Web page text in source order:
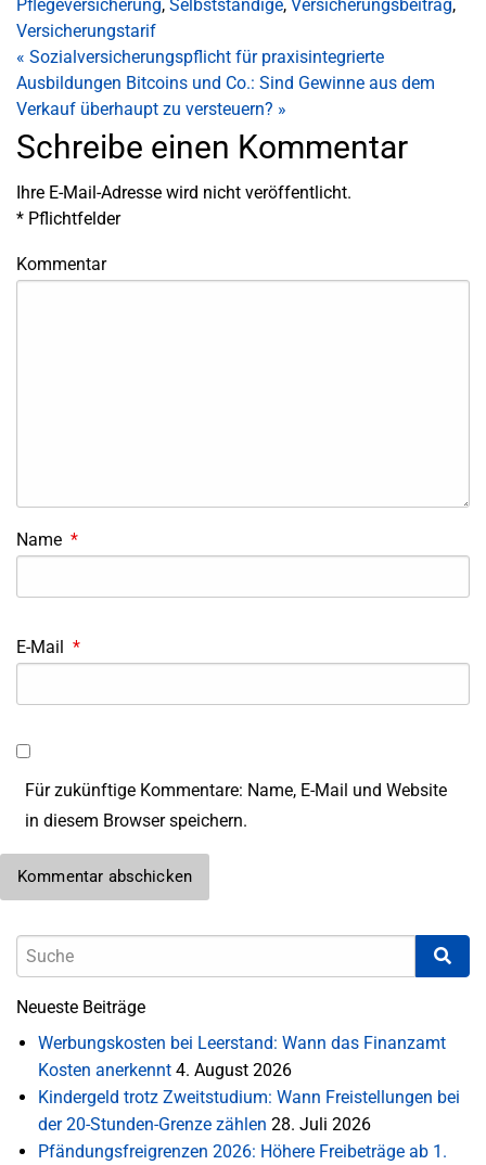
Pflegeversicherung, Selbstständige, Versicherungsbeitrag,
Versicherungstarif
« Sozialversicherungspflicht für praxisintegrierte
Ausbildungen Bitcoins und Co.: Sind Gewinne aus dem
Verkauf überhaupt zu versteuern? »
Schreibe einen Kommentar
Ihre E-Mail-Adresse wird nicht veröffentlicht.
* Pflichtfelder
Kommentar
Name *
E-Mail *
Für zukünftige Kommentare: Name, E-Mail und Website
in diesem Browser speichern.
Neueste Beiträge
Werbungskosten bei Leerstand: Wann das Finanzamt
Kosten anerkennt 4. August 2026
Kindergeld trotz Zweitstudium: Wann Freistellungen bei
der 20-Stunden-Grenze zählen 28. Juli 2026
Pfändungsfreigrenzen 2026: Höhere Freibeträge ab 1.